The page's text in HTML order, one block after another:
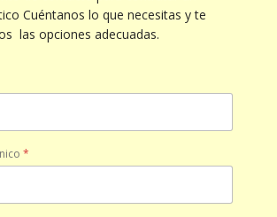
Cuéntanos lo que necesitas y te
las opciones adecuadas.
*